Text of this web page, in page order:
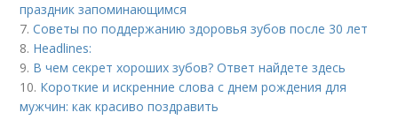
праздник запоминающимся
7.Советы по поддержанию здоровья зубов после 30 лет
8. Headlines:
9. В чем секрет хороших зубов? Ответ найдете здесь
10. Короткие и искренние слова с днем рождения для
мужчин: как красиво поздравить